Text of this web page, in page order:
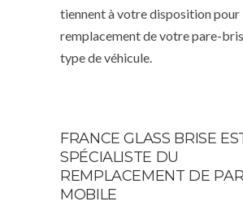
tiennent à votre disposition pour
remplacement de votre pare-
type de véhicule.
FRANCE GLASS BRISE
SPÉCIALISTE DU
REMPLACEMENT DE
MOBILE